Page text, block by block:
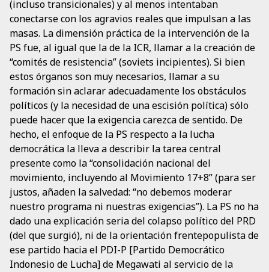
(incluso transicionales) y al menos intentaban
conectarse con los agravios reales que impulsan a las
masas. La dimensión práctica de la intervención de la
PS fue, al igual que la de la ICR, llamar a la creación de
“comités de resistencia” (soviets incipientes). Si bien
estos órganos son muy necesarios, llamar a su
formación sin aclarar adecuadamente los obstáculos
políticos (y la necesidad de una escisión política) sólo
puede hacer que la exigencia carezca de sentido. De
hecho, el enfoque de la PS respecto a la lucha
democrática la lleva a describir la tarea central
presente como la “consolidación nacional del
movimiento, incluyendo al Movimiento 17+8” (para ser
justos, añaden la salvedad: “no debemos moderar
nuestro programa ni nuestras exigencias”). La PS no ha
dado una explicación seria del colapso político del PRD
(del que surgió), ni de la orientación frentepopulista de
ese partido hacia el PDI-P [Partido Democrático
Indonesio de Lucha] de Megawati al servicio de la